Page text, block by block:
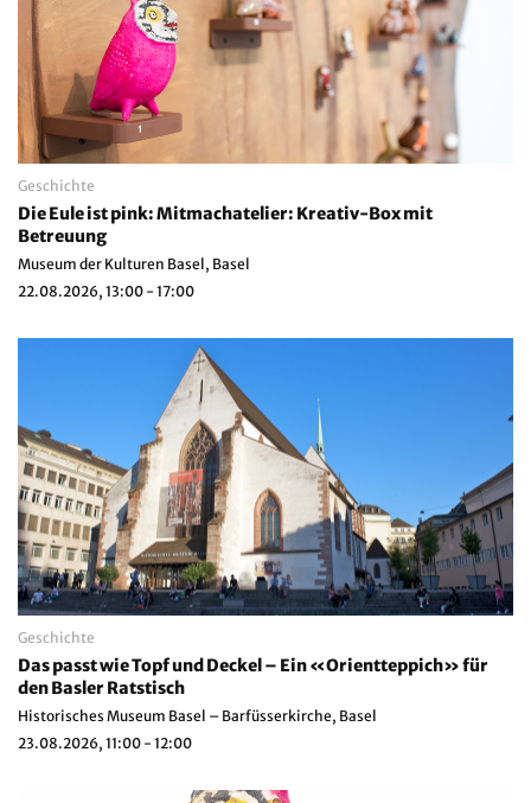
Geschichte
Die Eule ist pink: Mitmachatelier: Kreativ-Box mit
Betreuung
Museum der Kulturen Basel, Basel
22.08.2026, 13:00 - 17:00
Geschichte
Das passt wie Topf und Deckel – Ein «Orientteppich» für
den Basler Ratstisch
Historisches Museum Basel – Barfüsserkirche, Basel
23.08.2026, 11:00 - 12:00